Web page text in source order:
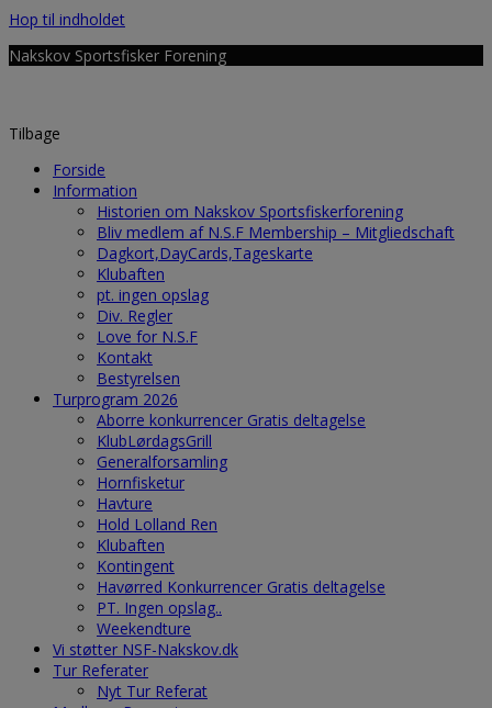
Hop til indholdet
Nakskov Sportsfisker Forening
Tilbage
Forside
Information
Historien om Nakskov Sportsfiskerforening
Bliv medlem af N.S.F Membership – Mitgliedschaft
Dagkort,DayCards,Tageskarte
Klubaften
pt. ingen opslag
Div. Regler
Love for N.S.F
Kontakt
Bestyrelsen
Turprogram 2026
Aborre konkurrencer Gratis deltagelse
KlubLørdagsGrill
Generalforsamling
Hornfisketur
Havture
Hold Lolland Ren
Klubaften
Kontingent
Havørred Konkurrencer Gratis deltagelse
PT. Ingen opslag..
Weekendture
Vi støtter NSF-Nakskov.dk
Tur Referater
Nyt Tur Referat